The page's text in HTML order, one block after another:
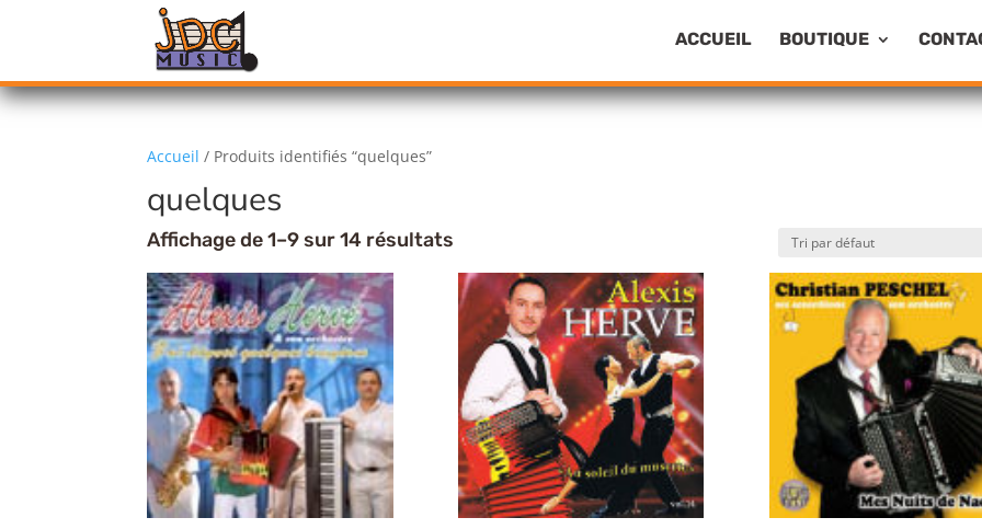
ACCUEIL BOUTIQUE
Accueil / Produits identifiés “quelques”
quelques
Affichage de 1–9 sur 14 résultats